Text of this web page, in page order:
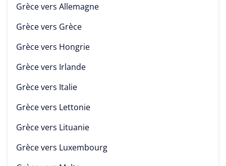
Grèce vers Allemagne
Grèce vers Grèce
Grèce vers Hongrie
Grèce vers Irlande
Grèce vers Italie
Grèce vers Lettonie
Grèce vers Lituanie
Grèce vers Luxembourg